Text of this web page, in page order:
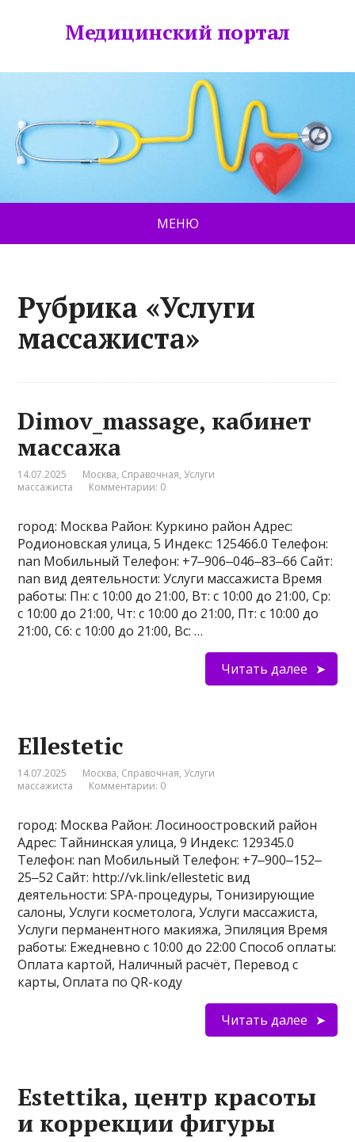
Медицинский портал
МЕНЮ
Рубрика «Услуги
массажиста»
Dimov_massage, кабинет
массажа
14.07.2025 Москва, Справочная, Услуги
массажиста
Комментарии: 0
город: Москва Район: Куркино район Адрес:
Родионовская улица, 5 Индекс: 125466.0 Телефон:
nan Мобильный Телефон: +7‒906‒046‒83‒66 Сайт:
nan вид деятельности: Услуги массажиста Время
работы: Пн: с 10:00 до 21:00, Вт: с 10:00 до 21:00, Ср:
с 10:00 до 21:00, Чт: с 10:00 до 21:00, Пт: с 10:00 до
21:00, Сб: с 10:00 до 21:00, Вс: …
Читать далее
Ellestetic
14.07.2025 Москва, Справочная, Услуги
массажиста
Комментарии: 0
город: Москва Район: Лосиноостровский район
Адрес: Тайнинская улица, 9 Индекс: 129345.0
Телефон: nan Мобильный Телефон: +7‒900‒152‒
25‒52 Сайт: http://vk.link/ellestetic вид
деятельности: SPA-процедуры, Тонизирующие
салоны, Услуги косметолога, Услуги массажиста,
Услуги перманентного макияжа, Эпиляция Время
работы: Ежедневно с 10:00 до 22:00 Способ оплаты:
Оплата картой, Наличный расчёт, Перевод с
карты, Оплата по QR-коду
Читать далее
Estettika, центр красоты
и коррекции фигуры